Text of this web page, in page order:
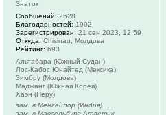
Знаток
Сообщений: 2628
Благодарностей: 1902
Зарегистрирован: 21 сен 2023, 12:59
Откуда: Chisinau, Молдова
Рейтинг: 693
Альтабара (Южный Судан)
Лос-Кабос Юнайтед (Мексика)
Зимбру (Молдова)
Маджанг (Южная Корея)
Хаэн (Перу)
зам. в Менгейлор (Индия)